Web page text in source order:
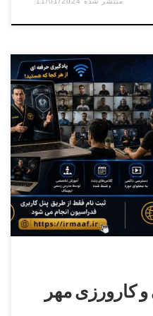
برگزاری دوره فنی کمربند مشکی دان ۱ الی دان ۷ و کارورزی (
کارورزی مهر